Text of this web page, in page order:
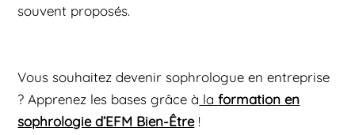
souvent proposés.
Vous souhaitez devenir sophrologue en entreprise
? Apprenez les bases grâce à laformation en
sophrologie d’EFM Bien-Être!